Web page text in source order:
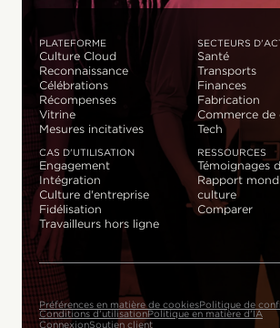
PLATEFORME
Culture Cloud
Reconnaissance
Célébrations
Récompenses
Vitrine
Mesures incitatives
SECTEURS
Santé
Transports
Finances
Fabrication
Commerce de
Tech
CAS D'UTILISATION
Engagement
Intégration
Culture d'entreprise
Fidélisation
Travailleurs hors ligne
RESSOURCES
Témoignages
Rapport
culture
Comparer
Préférences en matière de cookiesPolitique de
Conditions d'utilisationPolitique en matière d'IA
ConnexionSoutien client